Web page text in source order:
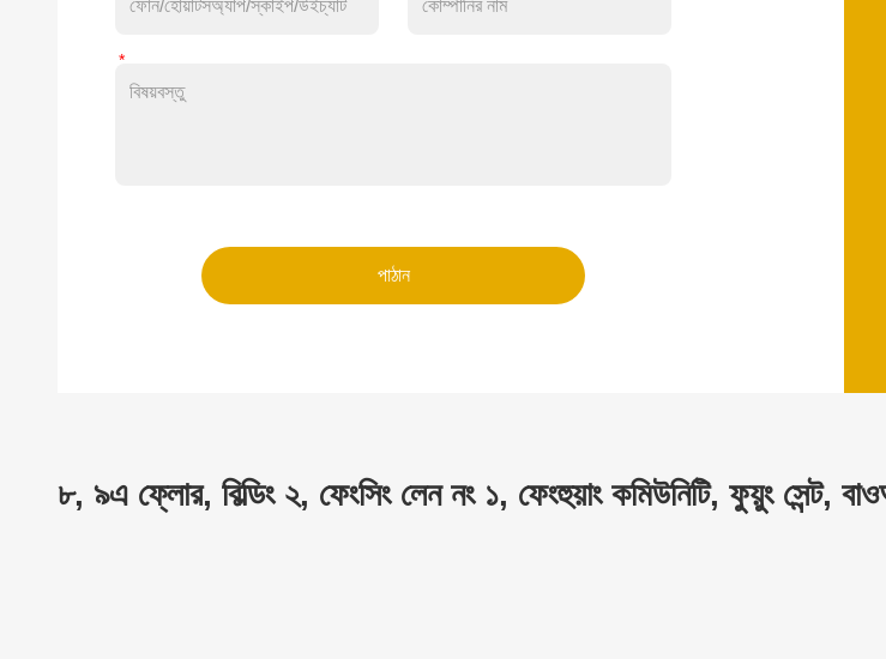
পাঠান
৮, ৯এ ফ্লোর, বিল্ডিং ২, ফেংসিং লেন নং ১, ফেংহুয়াং কমিউনিটি, ফুয়ুং সেন্ট,